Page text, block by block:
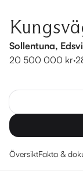
Sollentuna,
20 500 000 kr·
ÖversiktFakta &